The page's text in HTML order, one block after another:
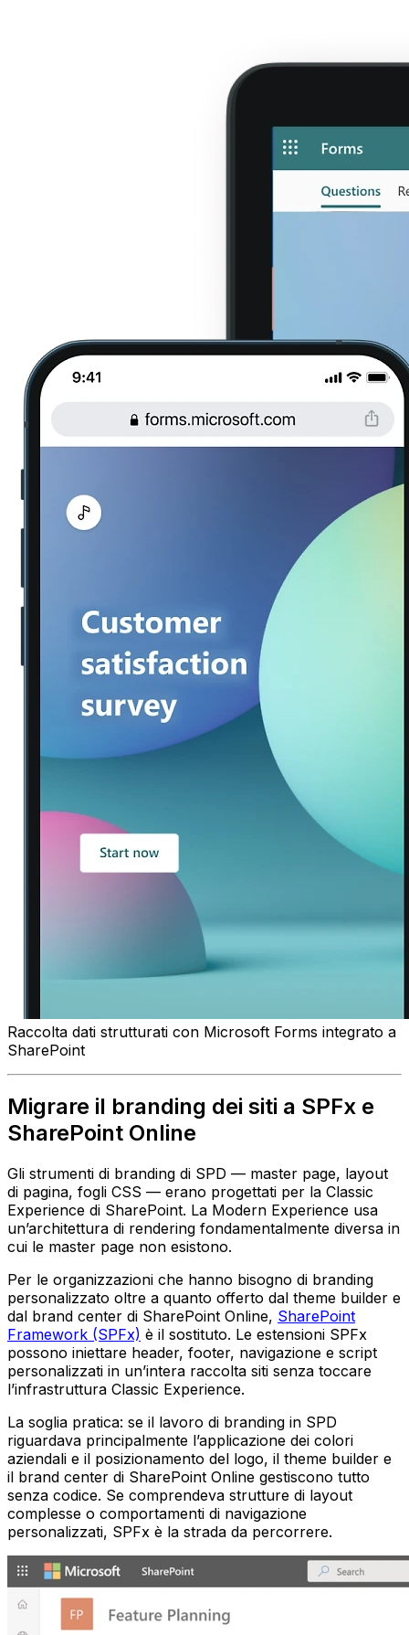
Raccolta dati strutturati con Microsoft Forms integrato a
SharePoint
Migrare il branding dei siti a SPFx e
SharePoint Online
Gli strumenti di branding di SPD — master page, layout
di pagina, fogli CSS — erano progettati per la Classic
Experience di SharePoint. La Modern Experience usa
un’architettura di rendering fondamentalmente diversa in
cui le master page non esistono.
Per le organizzazioni che hanno bisogno di branding
personalizzato oltre a quanto offerto dal theme builder e
dal brand center di SharePoint Online, SharePoint
Framework (SPFx) è il sostituto. Le estensioni SPFx
possono iniettare header, footer, navigazione e script
personalizzati in un’intera raccolta siti senza toccare
l’infrastruttura Classic Experience.
La soglia pratica: se il lavoro di branding in SPD
riguardava principalmente l’applicazione dei colori
aziendali e il posizionamento del logo, il theme builder e
il brand center di SharePoint Online gestiscono tutto
senza codice. Se comprendeva strutture di layout
complesse o comportamenti di navigazione
personalizzati, SPFx è la strada da percorrere.